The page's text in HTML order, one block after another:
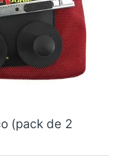
(pack de 2